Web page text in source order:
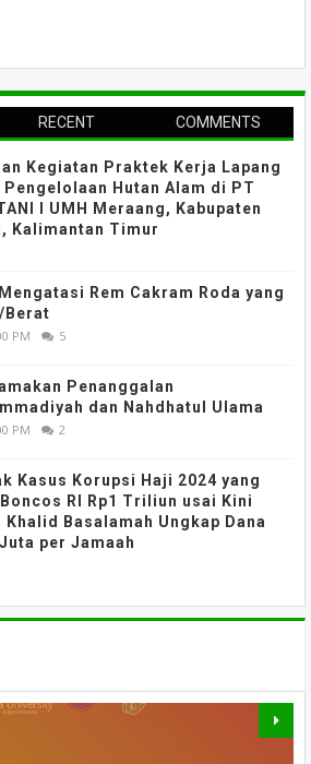
RECENT COMMENTS
Kegiatan Praktek Kerja Lapang
Pengelolaan Hutan Alam di PT
I UMH Meraang, Kabupaten
Kalimantan Timur
Rem Cakram Roda yang
Berat
PM 5
Penanggalan
dan Nahdhatul Ulama
PM 2
Kasus Korupsi Haji 2024 yang
RI Rp1 Triliun usai Kini
Khalid Basalamah Ungkap Dana
Juta per Jamaah